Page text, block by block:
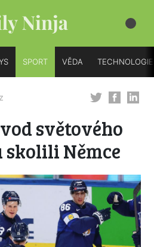
SPORT VĚDA TECHNOLOGIE
světového
Němce